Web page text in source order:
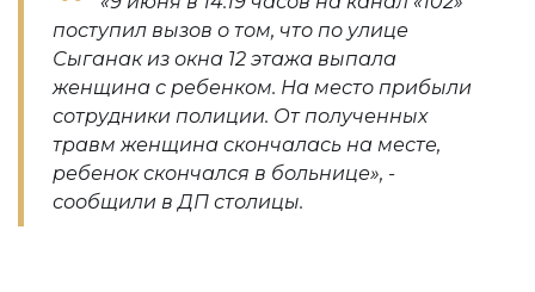
поступил вызов о том, что по улице
Сыганак из окна 12 этажа выпала
женщина с ребенком. На место прибыли
сотрудники полиции. От полученных
травм женщина скончалась на месте,
ребенок скончался в больнице», -
сообщили в ДП столицы.